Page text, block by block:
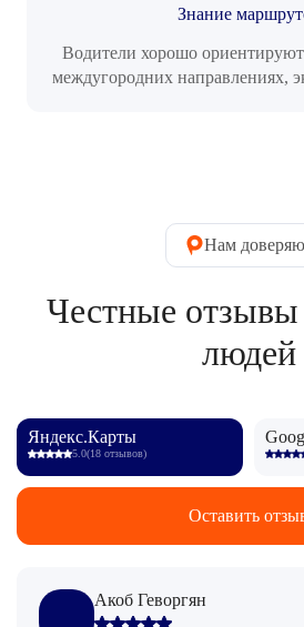
Знание
Водители хорошо
междугородних направлениях,
Нам
Честные
людей
Яндекс.Карты
5.0(18 отзывов)
Оставить
Акоб Геворгян